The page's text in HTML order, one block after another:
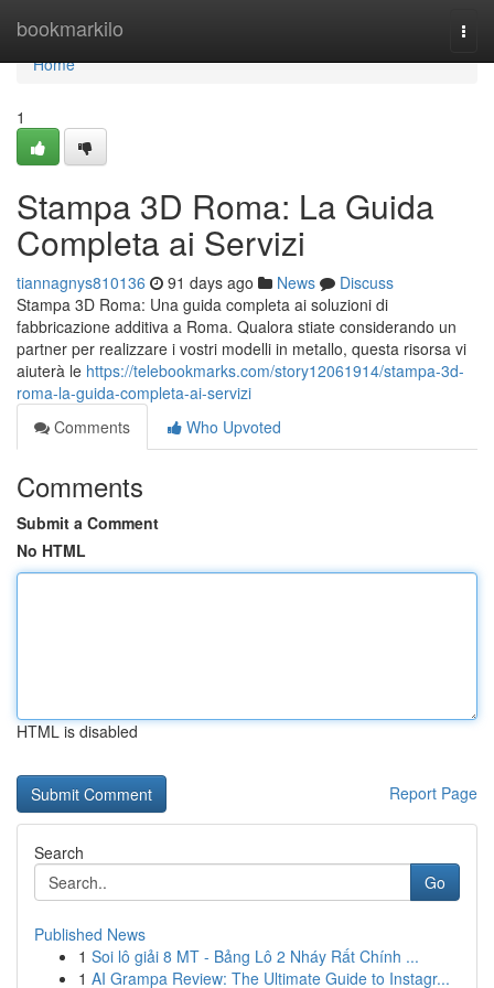
bookmarkilo
Home
Home
1
Stampa 3D Roma: La Guida
Completa ai Servizi
tiannagnys810136 91 days ago News
Discuss
Stampa 3D Roma: Una guida completa ai soluzioni di
fabbricazione additiva a Roma. Qualora stiate considerando un
partner per realizzare i vostri modelli in metallo, questa risorsa vi
aiuterà le https://telebookmarks.com/story12061914/stampa-3d-
roma-la-guida-completa-ai-servizi
Comments
Who Upvoted
Comments
Submit a Comment
No HTML
HTML is disabled
Report Page
Search
Go
Published News
1 Soi lô giải 8 MT - Bảng Lô 2 Nháy Rất Chính ...
1 AI Grampa Review: The Ultimate Guide to Instagr...